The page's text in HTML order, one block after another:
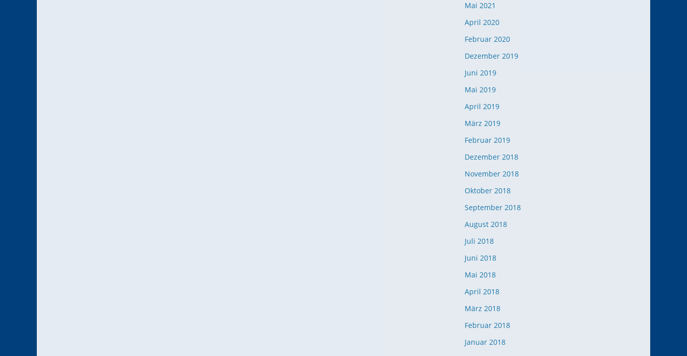
Mai 2021
April 2020
Februar 2020
Dezember 2019
Juni 2019
Mai 2019
April 2019
März 2019
Februar 2019
Dezember 2018
November 2018
Oktober 2018
September 2018
August 2018
Juli 2018
Juni 2018
Mai 2018
April 2018
März 2018
Februar 2018
Januar 2018